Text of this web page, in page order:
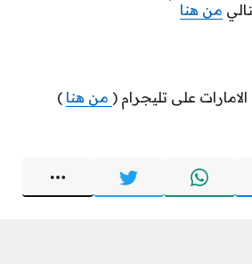
من هنا
على تليجرام ( من هنا )